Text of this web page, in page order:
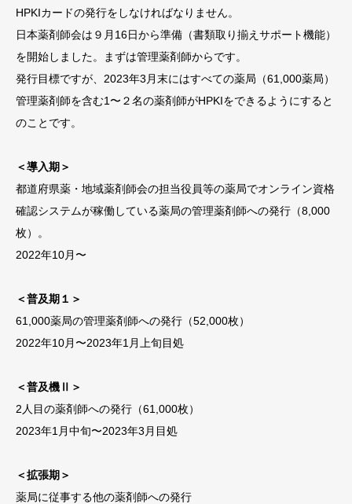
HPKIカードの発行をしなければなりません。
日本薬剤師会は９月16日から準備（書類取り揃えサポート機能）
を開始しました。まずは管理薬剤師からです。
発行目標ですが、2023年3月末にはすべての薬局（61,000薬局）
管理薬剤師を含む1〜２名の薬剤師がHPKIをできるようにすると
のことです。
＜導入期＞
都道府県薬・地域薬剤師会の担当役員等の薬局でオンライン資格
確認システムが稼働している薬局の管理薬剤師への発行（8,000
枚）。
2022年10月〜
＜普及期１＞
61,000薬局の管理薬剤師への発行（52,000枚）
2022年10月〜2023年1月上旬目処
＜普及機Ⅱ＞
2人目の薬剤師への発行（61,000枚）
2023年1月中旬〜2023年3月目処
＜拡張期＞
薬局に従事する他の薬剤師への発行